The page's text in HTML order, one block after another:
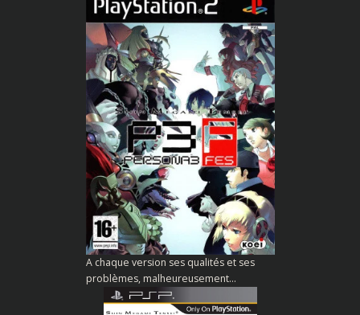
A chaque version ses qualités et ses
problèmes, malheureusement…